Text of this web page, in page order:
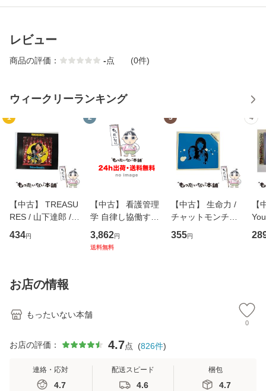
レビュー
商品の評価： -点 (0件)
ウィークリーランキング
1
【中古】 TREASU
RES / 山下達郎 /
イーストウエス
ト・ジャパン [CD]
434円
2
【中古】 看護管理
学 自律し協働する
専門職の看護マネ
ジメントスキル 改
3,862円
送料無料
3
【中古】 生命力 /
チャットモンチー /
キューンレコード
[CD]【メール便送
355円
4
【
のが
お店の情報
もったいない本舗
0
お店の評価： 4.7点 (826件)
連絡・応対
4.7
配送スピード
4.6
梱包
4.7